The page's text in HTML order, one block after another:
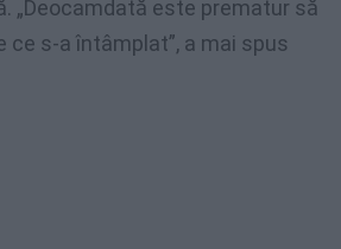
„Deocamdată este prematur să
ce s-a întâmplat”, a mai spus